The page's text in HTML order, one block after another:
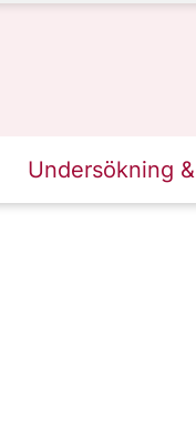
Undersökning